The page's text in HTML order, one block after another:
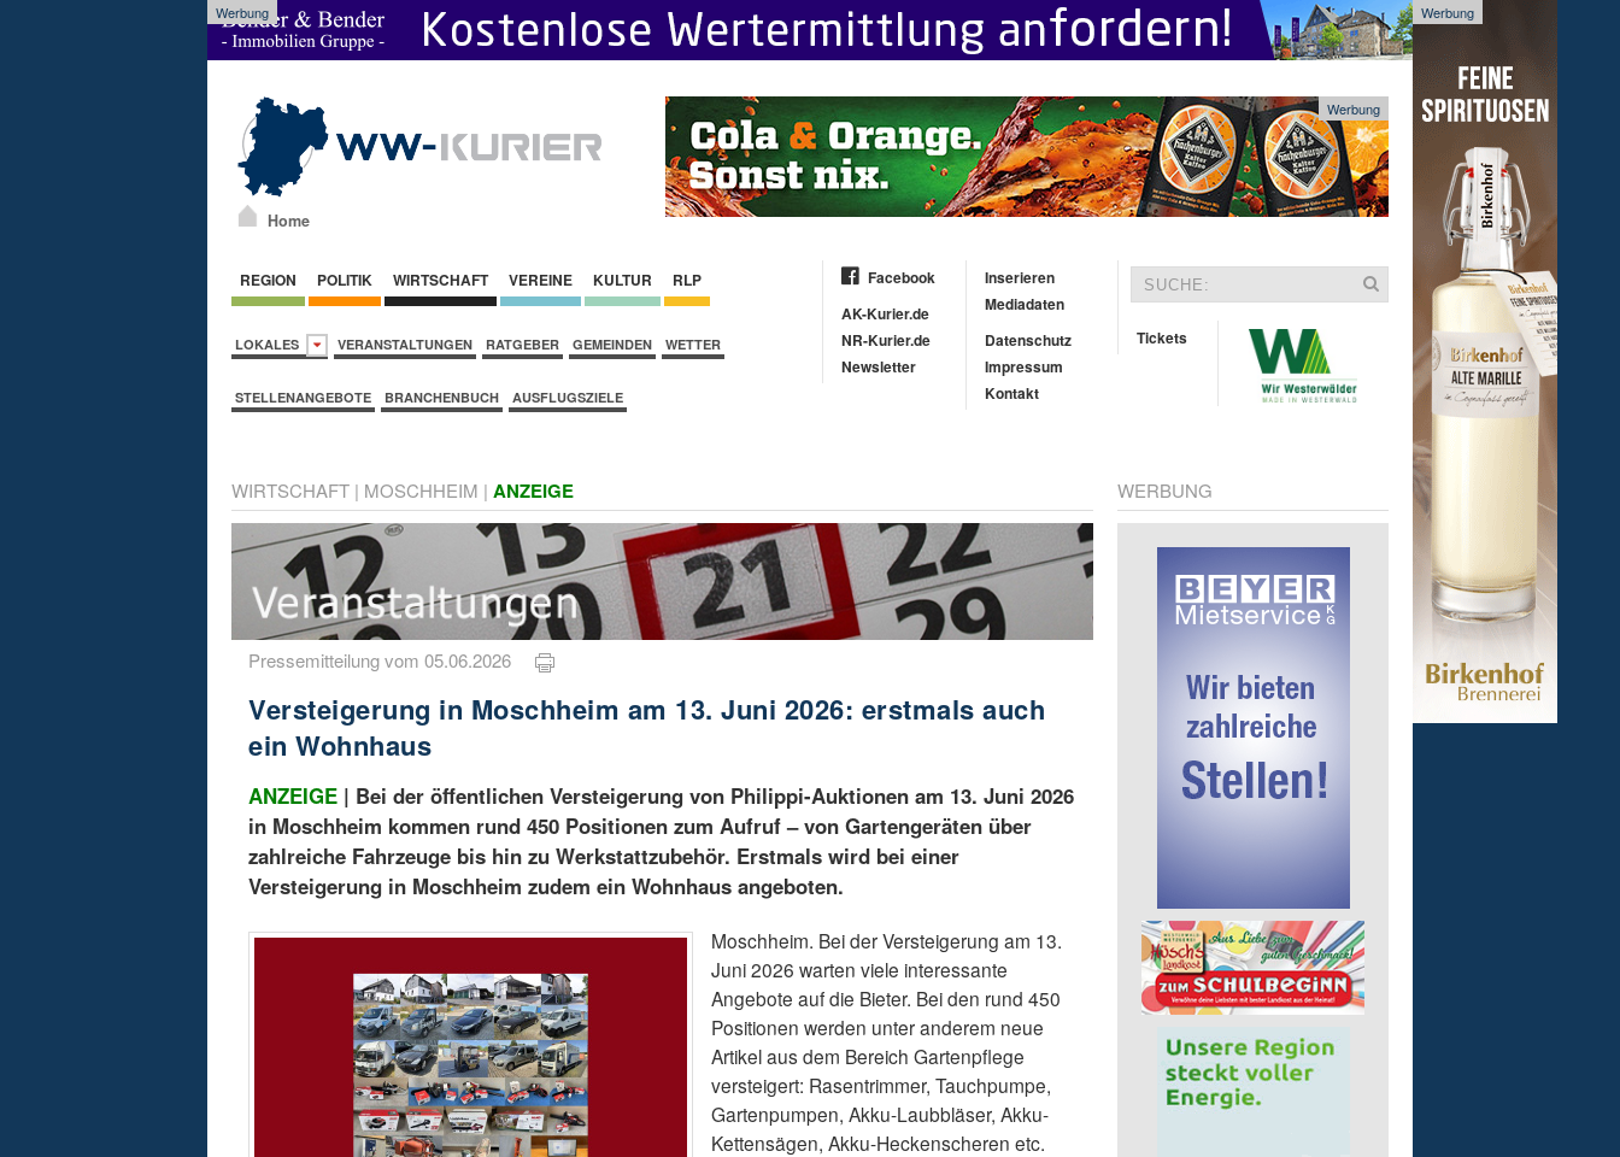
Werbung Werbung
Home
Werbung
REGION POLITIK WIRTSCHAFT VEREINE KULTUR RLP
LOKALES VERANSTALTUNGEN RATGEBER GEMEINDEN WETTER
STELLENANGEBOTE BRANCHENBUCH AUSFLUGSZIELE
Facebook
AK-Kurier.de
NR-Kurier.de
Newsletter
Inserieren
Mediadaten
Datenschutz
Impressum
Kontakt
Tickets
WIRTSCHAFT | MOSCHHEIM | ANZEIGE
Pressemitteilung vom 05.06.2026
Versteigerung in Moschheim am 13. Juni 2026: erstmals auch
ein Wohnhaus
ANZEIGE | Bei der öffentlichen Versteigerung von Philippi-Auktionen am 13. Juni 2026
in Moschheim kommen rund 450 Positionen zum Aufruf – von Gartengeräten über
zahlreiche Fahrzeuge bis hin zu Werkstattzubehör. Erstmals wird bei einer
Versteigerung in Moschheim zudem ein Wohnhaus angeboten.
Moschheim. Bei der Versteigerung am 13.
Juni 2026 warten viele interessante
Angebote auf die Bieter. Bei den rund 450
Positionen werden unter anderem neue
Artikel aus dem Bereich Gartenpflege
versteigert: Rasentrimmer, Tauchpumpe,
Gartenpumpen, Akku-Laubbläser, Akku-
Kettensägen, Akku-Heckenscheren etc.
WERBUNG